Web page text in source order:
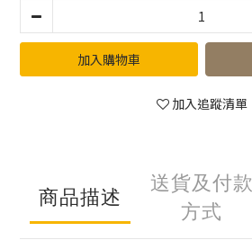
加入購物車
加入追蹤清單
商品描述
送貨及付款
方式